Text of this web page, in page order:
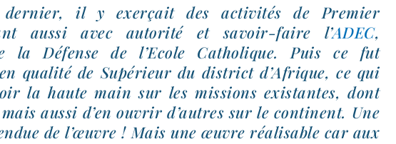
der­nier, il y exer­çait des acti­vi­tés de Premier
aus­si avec auto­ri­té et savoir-​faire l’ADEC,
la Défense de l’Ecole Catholique. Puis ce fut
qua­li­té de Supérieur du dis­trict d’Afrique, ce qui
la haute main sur les mis­sions exis­tantes, dont
aus­si d’en ouvrir d’autres sur le conti­nent. Une
de l’œuvre ! Mais une œuvre réa­li­sable car aux